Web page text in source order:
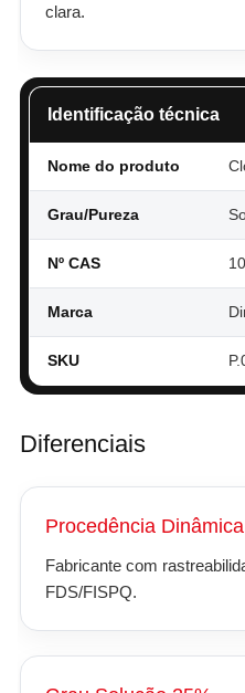
clara.
Identificação técnica
Nome do produto
Grau/Pureza
Nº CAS
Marca
SKU
Diferenciais
Procedência Dinâmica
Fabricante com
FDS/FISPQ.